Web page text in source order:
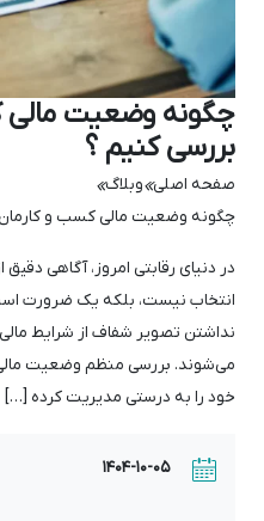
چگونه وضعیت مالی
بررسی کنیم ؟
صفحه اصلیوبلاگ
چگونه وضعیت مالی کسب و کارمان
در دنیای رقابتی امروز، آگاهی
انتخاب نیست، بلکه یک ضرورت
نداشتن تصویر شفاف از شرایط
می‌شوند. بررسی منظم وضعیت
خود را به‌ درستی مدیریت کرده […]
1404-10-05